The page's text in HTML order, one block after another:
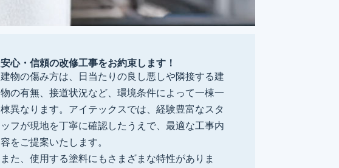
安心・信頼の改修工事をお約束します！
建物の傷み方は、日当たりの良し悪しや隣接する建
物の有無、接道状況など、環境条件によって一棟一
棟異なります。アイテックスでは、経験豊富なスタ
ッフが現地を丁寧に確認したうえで、最適な工事内
容をご提案いたします。
また、使用する塗料にもさまざまな特性がありま